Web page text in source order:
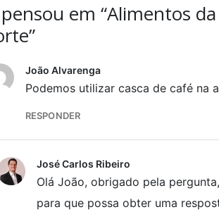
em “Alimentos
João Alvarenga
Podemos utilizar casca de café na
RESPONDER
José Carlos Ribeiro
Olá João, obrigado pela
para que possa obter uma